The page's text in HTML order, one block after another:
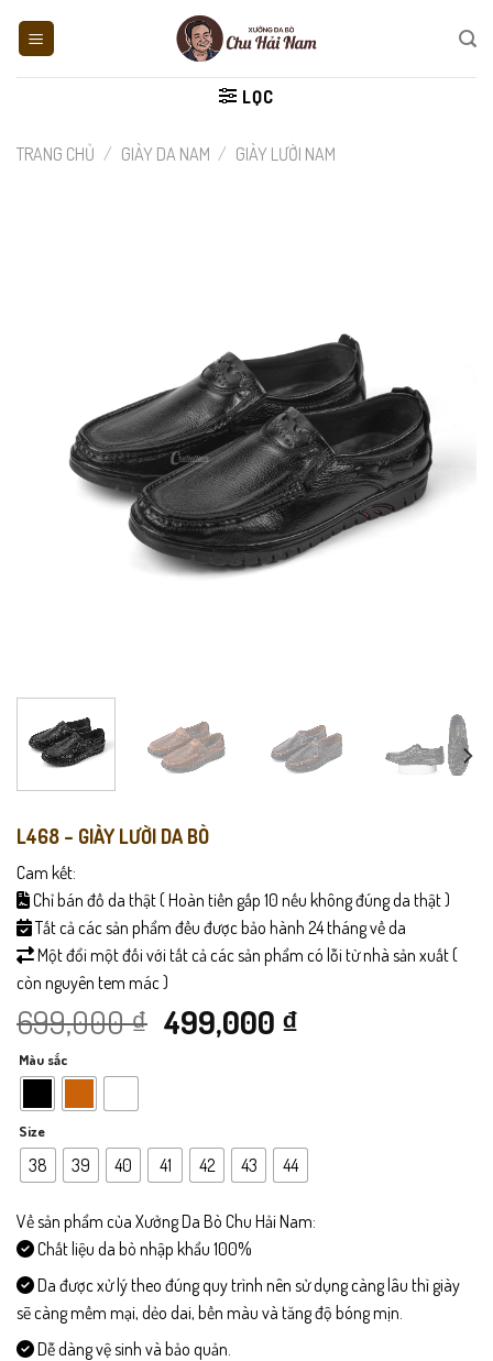
LỌC
TRANG CHỦ / GIÀY DA NAM / GIÀY LƯỜI NAM
L468 – GIÀY LƯỜI DA BÒ
Cam kết:
Chỉ bán đồ da thật ( Hoàn tiền gấp 10 nếu không đúng da thật )
Tất cả các sản phẩm đều được bảo hành 24 tháng về da
Một đổi một đối với tất cả các sản phẩm có lỗi từ nhà sản xuất (
còn nguyên tem mác )
699,000₫ Giá
699,000 ₫.
499,000 ₫Giá
là:
499,000 ₫.
Màu sắc
Size
38 39 40 41 42 43 44
Về sản phẩm của Xưởng Da Bò Chu Hải Nam:
Chất liệu da bò nhập khẩu 100%
Da được xử lý theo đúng quy trình nên sử dụng càng lâu thì giày
sẽ càng mềm mại, dẻo dai, bền màu và tăng độ bóng mịn.
Dễ dàng vệ sinh và bảo quản.